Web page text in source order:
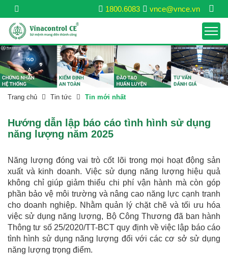
vnce@vnce.vn
1800.6083
Trang chủ Tin tức Tin mới nhất
Hướng dẫn lập báo cáo tình hình sử dụng
năng lượng năm 2025
Năng lượng đóng vai trò cốt lõi trong mọi hoạt động sản
xuất và kinh doanh. Việc sử dụng năng lượng hiệu quả
không chỉ giúp giảm thiểu chi phí vận hành mà còn góp
phần bảo vệ môi trường và nâng cao năng lực cạnh tranh
cho doanh nghiệp. Nhằm quản lý chặt chẽ và tối ưu hóa
việc sử dụng năng lượng, Bộ Công Thương đã ban hành
Thông tư số 25/2020/TT-BCT quy định về việc lập báo cáo
tình hình sử dụng năng lượng đối với các cơ sở sử dụng
năng lượng trọng điểm.